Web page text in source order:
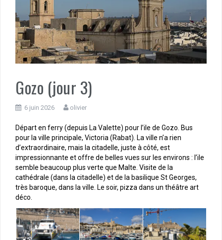
Gozo (jour 3)
6 juin 2026 olivier
Départ en ferry (depuis La Valette) pour l’ile de Gozo. Bus
pour la ville principale, Victoria (Rabat). La ville n’a rien
d’extraordinaire, mais la citadelle, juste à côté, est
impressionnante et offre de belles vues sur les environs : l’ile
semble beaucoup plus verte que Malte. Visite de la
cathédrale (dans la citadelle) et de la basilique St Georges,
très baroque, dans la ville. Le soir, pizza dans un théâtre art
déco.